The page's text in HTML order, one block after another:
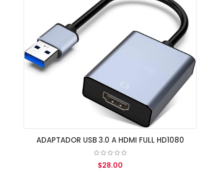
ADAPTADOR USB 3.0 A HDMI FULL HD1080
$28.00